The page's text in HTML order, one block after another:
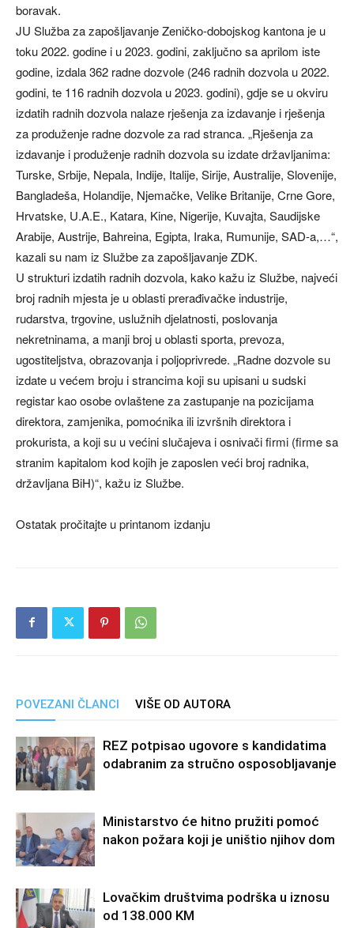
boravak.
JU Služba za zapošljavanje Zeničko-dobojskog kantona je u
toku 2022. godine i u 2023. godini, zaključno sa aprilom iste
godine, izdala 362 radne dozvole (246 radnih dozvola u 2022.
godini, te 116 radnih dozvola u 2023. godini), gdje se u okviru
izdatih radnih dozvola nalaze rješenja za izdavanje i rješenja
za produženje radne dozvole za rad stranca. „Rješenja za
izdavanje i produženje radnih dozvola su izdate državljanima:
Turske, Srbije, Nepala, Indije, Italije, Sirije, Australije, Slovenije,
Bangladeša, Holandije, Njemačke, Velike Britanije, Crne Gore,
Hrvatske, U.A.E., Katara, Kine, Nigerije, Kuvajta, Saudijske
Arabije, Austrije, Bahreina, Egipta, Iraka, Rumunije, SAD-a,…“,
kazali su nam iz Službe za zapošljavanje ZDK.
U strukturi izdatih radnih dozvola, kako kažu iz Službe, najveći
broj radnih mjesta je u oblasti prerađivačke industrije,
rudarstva, trgovine, uslužnih djelatnosti, poslovanja
nekretninama, a manji broj u oblasti sporta, prevoza,
ugostiteljstva, obrazovanja i poljoprivrede. „Radne dozvole su
izdate u većem broju i strancima koji su upisani u sudski
registar kao osobe ovlaštene za zastupanje na pozicijama
direktora, zamjenika, pomoćnika ili izvršnih direktora i
prokurista, a koji su u većini slučajeva i osnivači firmi (firme sa
stranim kapitalom kod kojih je zaposlen veći broj radnika,
državljana BiH)“, kažu iz Službe.
Ostatak pročitajte u printanom izdanju
POVEZANI ČLANCI VIŠE OD AUTORA
REZ potpisao ugovore s kandidatima
odabranim za stručno osposobljavanje
Ministarstvo će hitno pružiti pomoć
nakon požara koji je uništio njihov dom
Lovačkim društvima podrška u iznosu
od 138.000 KM